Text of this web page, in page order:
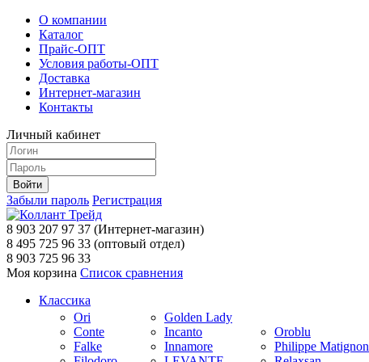
О компании
Каталог
Прайс-ОПТ
Условия работы-ОПТ
Доставка
Интернет-магазин
Контакты
Личный кабинет
Забыли пароль Регистрация
8 903 207 97 37 (Интернет-магазин)
8 495 725 96 33 (оптовый отдел)
8 903 725 96 33
Моя корзина Список сравнения
Классика
Ori
Conte
Falke
Golden Lady
Incanto
Innamore
Oroblu
Philippe Matignon